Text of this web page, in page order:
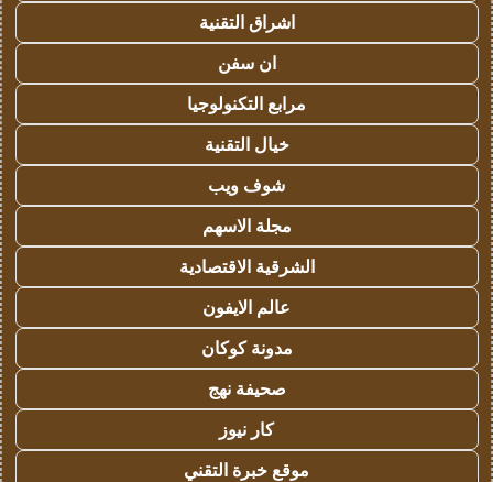
اشراق التقنية
ان سفن
مرابع التكنولوجيا
خيال التقنية
شوف ويب
مجلة الاسهم
الشرقية الاقتصادية
عالم الايفون
مدونة كوكان
صحيفة نهج
كار نيوز
موقع خبرة التقني